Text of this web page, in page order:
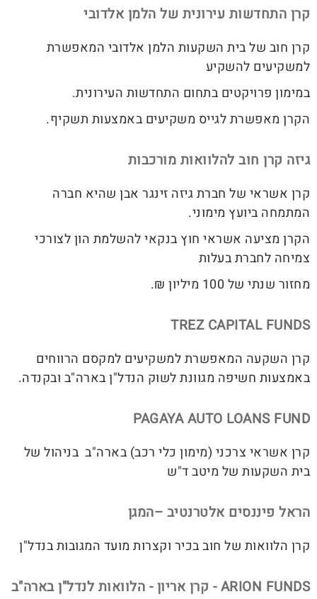
קרן התחדשות עירונית של הלמן אלדובי
קרן חוב של בית השקעות הלמן אלדובי המאפשרת
למשקיעים להשקיע
במימון פרויקטים בתחום התחדשות העירונית.
הקרן מאפשרת לגייס משקיעים באמצעות תשקיף.
גיזה קרן חוב להלוואות מורכבות
קרן אשראי של חברת גיזה זינגר אבן שהיא חברה
המתמחה ביועץ מימוני.
הקרן מציעה אשראי חוץ בנקאי להשלמת הון לצורכי
צמיחה לחברת בעלות
מחזור שנתי של 100 מיליון ₪.
TREZ CAPITAL FUNDS
קרן השקעה המאפשרת למשקיעים למקסם הרווחים
באמצעות חשיפה מגוונת לשוק הנדל"ן בארה"ב ובקנדה.
PAGAYA AUTO LOANS FUND
קרן אשראי צרכני (מימון כלי רכב) בארה"ב בניהול של
בית השקעות של מיטב ד"ש
הראל פיננסים אלטרנטיב –המגן
קרן הלוואות של חוב בכיר וקצרות מועד המגובות בנדל"ן
ARION FUNDS - קרן אריון - הלוואות לנדל"ן בארה"ב